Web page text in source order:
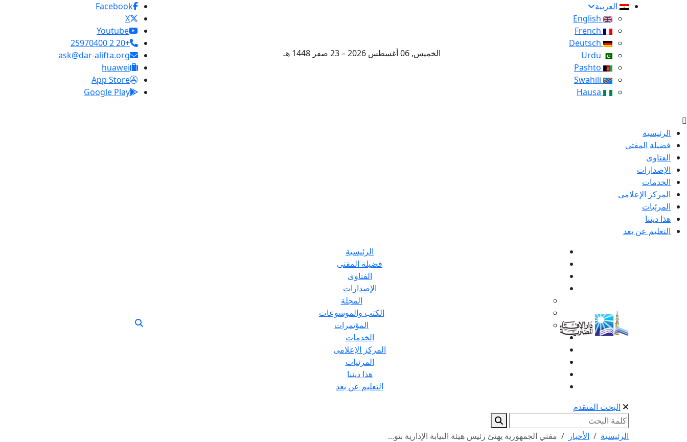
العربية
الخميس, 06 أغسطس 2026 – 23 صفر 1448 هـ
Facebook
X
Youtube
+20 2 25970400
ask@dar-alifta.org
huawei
App Store
Google Play
الرئيسية
فضيلة المفتى
الفتاوى
الإصدارات
الخدمات
المركز الإعلامى
المرئيات
هذا ديننا
التعليم عن بعد
الرئيسية
فضيلة المفتى
الفتاوى
الإصدارات
المجلة
الكتب والموسوعات
المؤتمرات
الخدمات
المركز الإعلامى
المرئيات
هذا ديننا
التعليم عن بعد
البحث المتقدم
الرئيسية الأخبار
مفتي الجمهورية يهنئ رئيس هيئة النيابة الإدارية بتو...